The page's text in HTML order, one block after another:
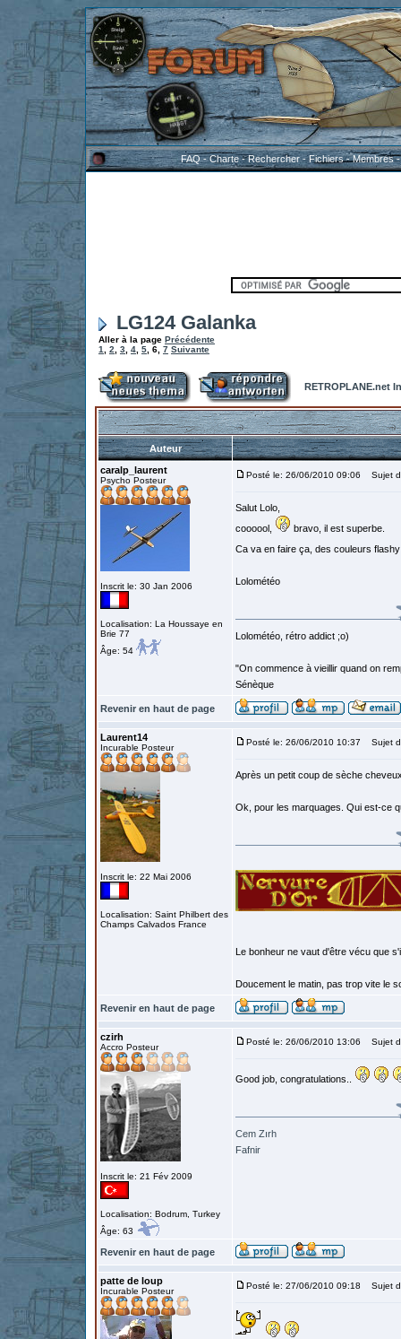
FAQ-Charte-Rechercher-Fichiers-Membres
LG124 Galanka
Aller à la page Précédente
1
2 3 4 5 6 7 Suivante
RETROPLANE.net
Auteur
caralp_laurent
Psycho Posteur
Inscrit le: 30 Jan 2006
Localisation: La Houssaye en
Brie 77
Âge: 54
Posté le: 26/06/2010 09:06 Sujet
Salut Lolo,
coooool,
bravo, il est superbe.
Ca va en faire ça, des couleurs
Lolométéo
Lolométéo, rétro addict ;o)
"On commence à vieillir quand on
Sénèque
Revenir en haut de page
Laurent14
Incurable Posteur
Inscrit le: 22 Mai 2006
Localisation: Saint Philbert des
Champs Calvados France
Posté le: 26/06/2010 10:37 Sujet
Après un petit coup de sèche
Ok, pour les marquages. Qui est-ce
Le bonheur ne vaut d'être vécu que
Doucement le matin, pas trop vite le
Revenir en haut de page
czirh
Accro Posteur
Inscrit le: 21 Fév 2009
Localisation: Bodrum, Turkey
Âge: 63
Posté le: 26/06/2010 13:06 Sujet
Good job, congratulations..
Cem Zırh
Fafnir
Revenir en haut de page
patte de loup
Incurable Posteur
Posté le: 27/06/2010 09:18 Sujet